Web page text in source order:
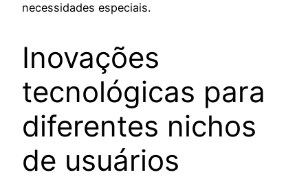
necessidades especiais.
Inovações
tecnológicas para
diferentes nichos
de usuários